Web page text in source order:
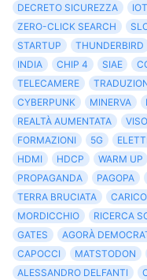
DECRETO SICUREZZA
IOT
ZERO-CLICK SEARCH
STARTUP
THUNDERBIRD
INDIA
CHIP 4 SIAE
TELECAMERE
CYBERPUNK
MINERVA
REALTÀ AUMENTATA
FORMAZIONI
5G
HDMI
HDCP WARM UP
PROPAGANDA
PAGOPA
TERRA BRUCIATA
MORDICCHIO
RICERCA
GATES
AGORÀ
CAPOCCI
MATSTODON
ALESSANDRO DELFANTI